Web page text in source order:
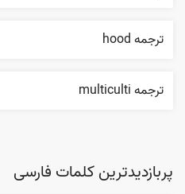
ترجمه hood
ترجمه multiculti
پربازدیدترین کلمات فارسی